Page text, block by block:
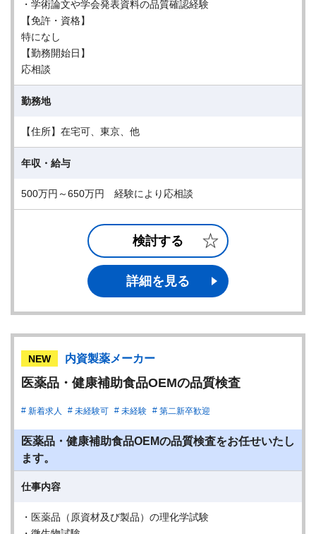
・学術論文や学会発表資料の品質確認経験
【免許・資格】
特になし
【勤務開始日】
応相談
勤務地
【住所】在宅可、東京、他
年収・給与
500万円～650万円 経験により応相談
検討する
詳細を見る
NEW 内資製薬メーカー
医薬品・健康補助食品OEMの品質検査
新着求人 未経験可 未経験 第二新卒歓迎
医薬品・健康補助食品OEMの品質検査をお任せいたし
ます。
仕事内容
・医薬品（原資材及び製品）の理化学試験